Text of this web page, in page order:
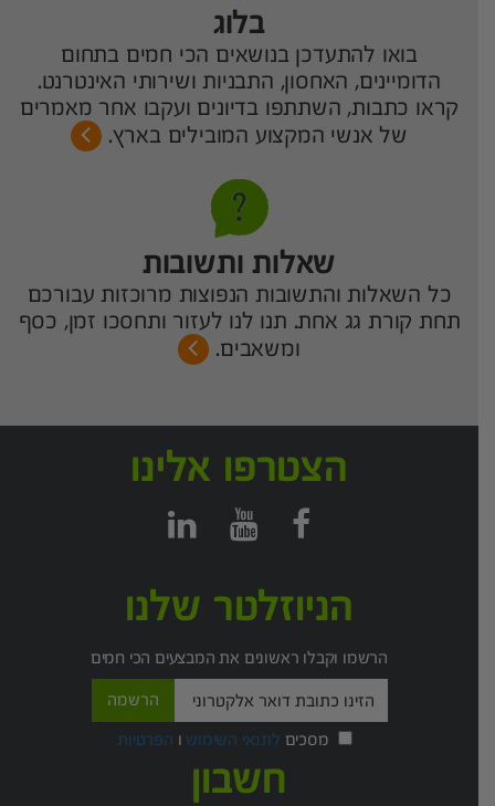
בלוג
בואו להתעדכן בנושאים הכי חמים בתחום
הדומיינים, האחסון, התבניות ושירותי האינטרנט.
קראו כתבות, השתתפו בדיונים ועקבו אחר מאמרים
של אנשי המקצוע המובילים בארץ.
שאלות ותשובות
כל השאלות והתשובות הנפוצות מרוכזות עבורכם
תחת קורת גג אחת. תנו לנו לעזור ותחסכו זמן, כסף
ומשאבים.
הצטרפו אלינו
הניוזלטר שלנו
הרשמו וקבלו ראשונים את המבצעים הכי חמים
מסכים לתנאי השימוש ו הפרטיות
חשבון